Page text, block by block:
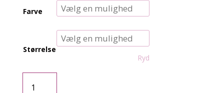
Farve
Størrelse
Ryd
CARRavenna